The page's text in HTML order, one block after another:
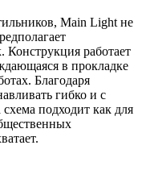
Main Light не
Конструкция работает
в прокладке
Благодаря
гибко и с
подходит как для